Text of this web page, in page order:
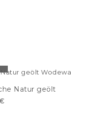
Natur geölt